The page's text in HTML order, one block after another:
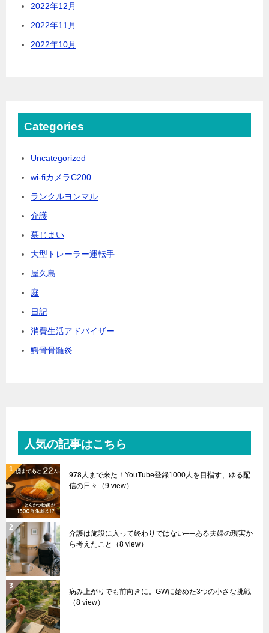
2022年12月
2022年11月
2022年10月
Categories
Uncategorized
wi-fiカメラC200
ランクルヨンマル
介護
墓じまい
大型トレーラー運転手
屋久島
庭
日記
消費生活アドバイザー
鰐骨骨髄炎
人気の記事はこちら
978人まで来た！YouTube登録1000人を目指す、ゆる配
信の日々
（9 view）
介護は施設に入って終わりではない──ある夫婦の現実か
ら考えたこと
（8 view）
病み上がりでも前向きに。GWに始めた3つの小さな挑戦
（8 view）